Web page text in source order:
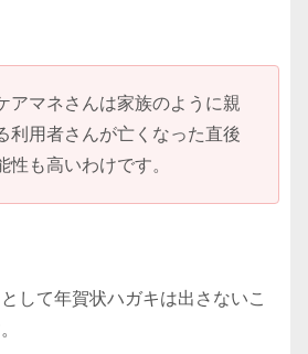
アマネさんは家族のように親
利用者さんが亡くなった直後
性も高いわけです。
して年賀状ハガキは出さないこ